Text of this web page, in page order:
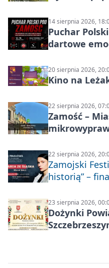
14 sierpnia 2026,
Puchar
dartowe
20 sierpnia 2026,
Kino na
22 sierpnia 2026,
Zamość –
22 sierpnia 2026,
Zamojski
historią” –
23 sierpnia 2026,
Dożynki